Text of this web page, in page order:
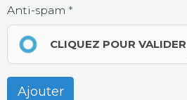
Anti-spam
CLIQUEZ POUR VALIDER
Ajouter